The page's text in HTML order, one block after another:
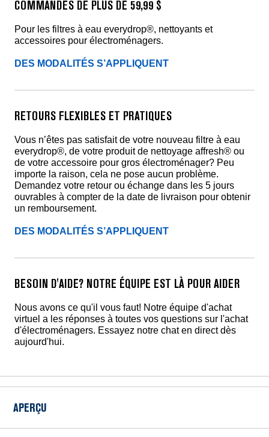
COMMANDES DE PLUS DE 59,99 $
Pour les filtres à eau everydrop®, nettoyants et
accessoires pour électroménagers.
DES MODALITÉS S’APPLIQUENT
RETOURS FLEXIBLES ET PRATIQUES
Vous n’êtes pas satisfait de votre nouveau filtre à eau
everydrop®, de votre produit de nettoyage affresh® ou
de votre accessoire pour gros électroménager? Peu
importe la raison, cela ne pose aucun problème.
Demandez votre retour ou échange dans les 5 jours
ouvrables à compter de la date de livraison pour obtenir
un remboursement.
DES MODALITÉS S’APPLIQUENT
BESOIN D'AIDE? NOTRE ÉQUIPE EST LÀ POUR AIDER
Nous avons ce qu'il vous faut! Notre équipe d'achat
virtuel a les réponses à toutes vos questions sur l'achat
d'électroménagers. Essayez notre chat en direct dès
aujourd'hui.
APERÇU